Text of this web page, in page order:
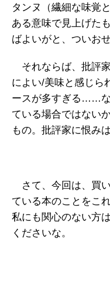
タンヌ（繊細な味覚
ある意味で見上げた
ばよいがと、ついお
それならば、批評
によい/美味と感じら
ースが多すぎる……な
ている場合ではない
もの。批評家に恨み
さて、今回は、買
ている本のことをこ
私にも関心のない方
くださいな。